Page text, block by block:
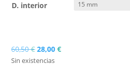
D. interior
60,50€El
precio
28,00€El
Sin existencias